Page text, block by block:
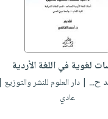
لغوية في اللغة الأردية
ح... | دار العلوم للنشر
عادي